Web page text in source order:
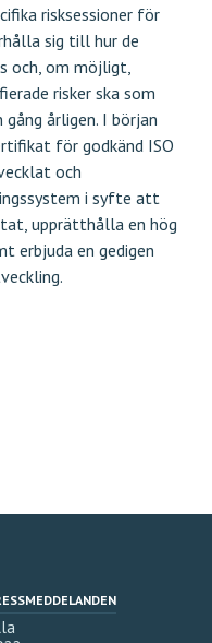
risksessioner för
sig till hur de
och, om möjligt,
risker ska som
årligen. I början
för godkänd ISO
och
i syfte att
upprätthålla en hög
erbjuda en gedigen